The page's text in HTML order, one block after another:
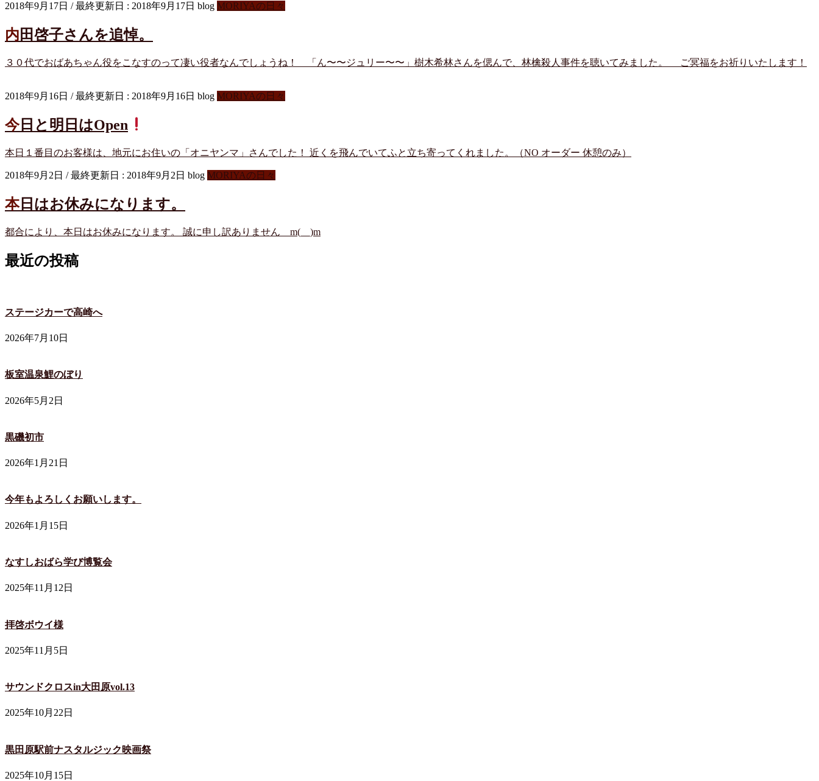
2018年9月17日 / 最終更新日 : 2018年9月17日 blog MORIYAの日々
内田啓子さんを追悼。
３０代でおばあちゃん役をこなすのって凄い役者なんでしょうね！ 「ん〜〜ジュリー〜〜」樹木希林さんを偲んで、林檎殺人事件を聴いてみました。 ご冥福をお祈りいたします！
2018年9月16日 / 最終更新日 : 2018年9月16日 blog MORIYAの日々
今日と明日はOpen
本日１番目のお客様は、地元にお住いの「オニヤンマ」さんでした！ 近くを飛んでいてふと立ち寄ってくれました。（NO オーダー 休憩のみ）
2018年9月2日 / 最終更新日 : 2018年9月2日 blog MORIYAの日々
本日はお休みになります。
都合により、本日はお休みになります。 誠に申し訳ありません m(__)m
最近の投稿
ステージカーで高崎へ
2026年7月10日
板室温泉鯉のぼり
2026年5月2日
黒磯初市
2026年1月21日
今年もよろしくお願いします。
2026年1月15日
なすしおばら学び博覧会
2025年11月12日
拝啓ボウイ様
2025年11月5日
サウンドクロスin大田原vol.13
2025年10月22日
黒田原駅前ナスタルジック映画祭
2025年10月15日